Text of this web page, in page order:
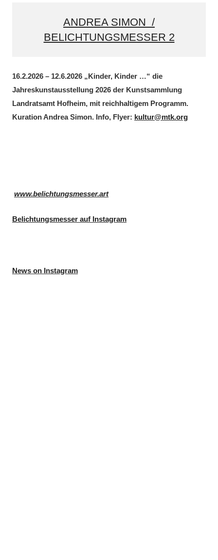
ANDREA SIMON /
BELICHTUNGSMESSER 2
16.2.2026 – 12.6.2026 „Kinder, Kinder …“ die
Jahreskunstausstellung 2026 der Kunstsammlung
Landratsamt Hofheim, mit reichhaltigem Programm.
Kuration Andrea Simon. Info, Flyer: kultur@mtk.org
www.belichtungsmesser.art
Belichtungsmesser auf Instagram
News on Instagram